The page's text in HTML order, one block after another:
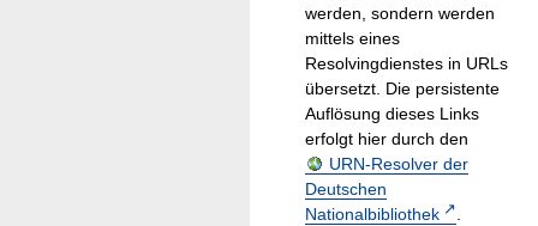
werden, sondern werden
mittels eines
Resolvingdienstes in URLs
übersetzt. Die persistente
Auflösung dieses Links
erfolgt hier durch den
URN-Resolver der
Deutschen
Nationalbibliothek
.